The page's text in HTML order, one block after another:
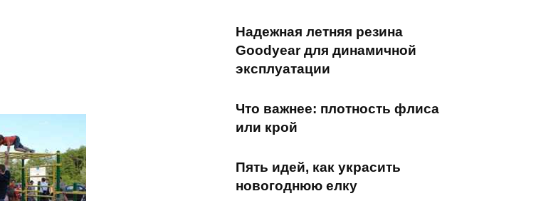
Надежная летняя резина
Goodyear для динамичной
эксплуатации
Что важнее: плотность флиса
или крой
Пять идей, как украсить
новогоднюю елку